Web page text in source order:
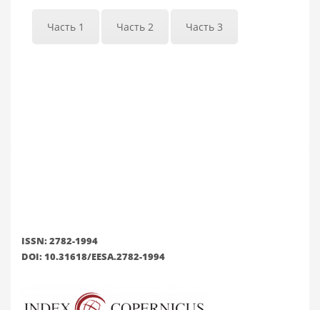
Часть 1 Часть 2 Часть 3
ISSN: 2782-1994
DOI: 10.31618/EESA.2782-1994